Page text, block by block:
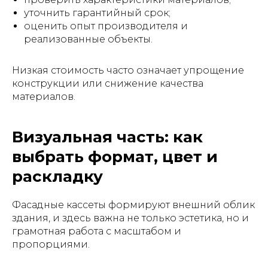
уточнить гарантийный срок;
оценить опыт производителя и
реализованные объекты.
Низкая стоимость часто означает упрощение
конструкции или снижение качества
материалов.
Визуальная часть: как
выбрать формат, цвет и
раскладку
Фасадные кассеты формируют внешний облик
здания, и здесь важна не только эстетика, но и
грамотная работа с масштабом и
пропорциями.